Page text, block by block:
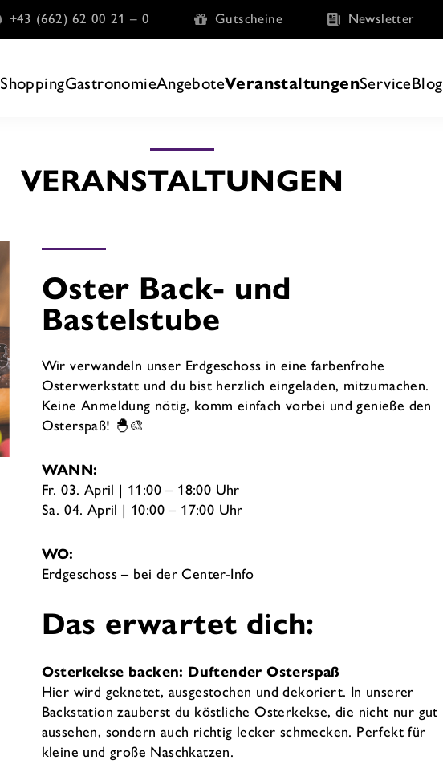
+43 (662) 62 00 21 – 0 Gutscheine Newsletter
ShoppingGastronomieAngeboteVeranstaltungenServiceBlog
VERANSTALTUNGEN
Oster Back- und
Bastelstube
Wir verwandeln unser Erdgeschoss in eine farbenfrohe
Osterwerkstatt und du bist herzlich eingeladen, mitzumachen.
Keine Anmeldung nötig, komm einfach vorbei und genieße den
Osterspaß! 🐣🎨
WANN:
Fr. 03. April | 11:00 – 18:00 Uhr
Sa. 04. April | 10:00 – 17:00 Uhr
WO:
Erdgeschoss – bei der Center-Info
Das erwartet dich:
Osterkekse backen: Duftender Osterspaß
Hier wird geknetet, ausgestochen und dekoriert. In unserer
Backstation zauberst du köstliche Osterkekse, die nicht nur gut
aussehen, sondern auch richtig lecker schmecken. Perfekt für
kleine und große Naschkatzen.